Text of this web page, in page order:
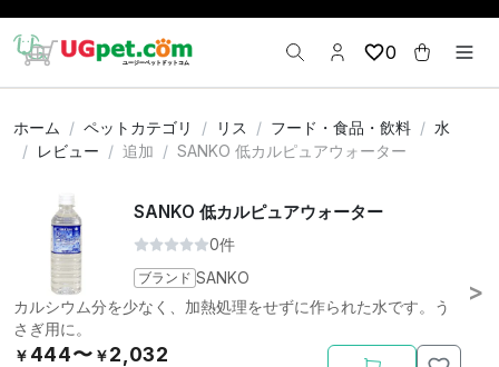
0
ホーム ペットカテゴリ リス フード・食品・飲料
水
レビュー
追加 SANKO 低カルピュアウォーター
SANKO 低カルピュアウォーター
0件
ブランド SANKO
カルシウム分を少なく、加熱処理をせずに作られた水です。う
さぎ用に。
￥ 444〜 ￥2,032